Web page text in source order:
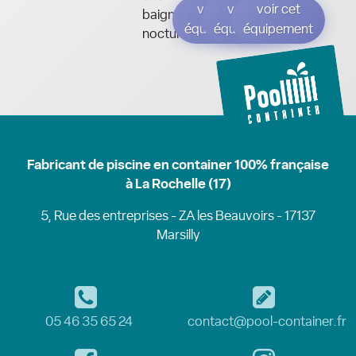
baignade
nocturne.
voir cet
équipement
voir cet
équipement
voir cet
équipement
Fabricant de piscine en container 100% française
à La Rochelle (17)
5, Rue des entreprises - ZA les Beauvoirs - 17137
Marsilly
05 46 35 65 24 contact@pool-container.fr